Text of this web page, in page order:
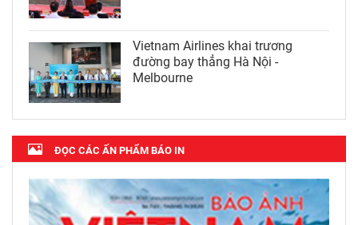
Vietnam Airlines khai trương
đường bay thẳng Hà Nội -
Melbourne
ĐỌC CÁC ẤN PHẨM BÁO IN